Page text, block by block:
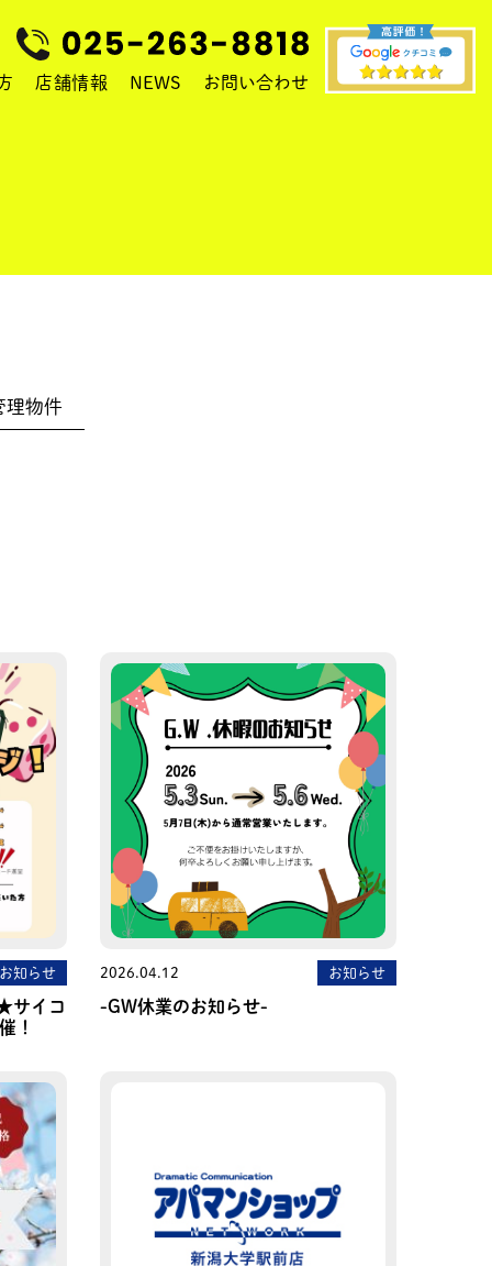
店舗情報 NEWS お問い合わせ
理物件
お知らせ
サイコ
！
2026.04.12 お知らせ
-GW休業のお知らせ-